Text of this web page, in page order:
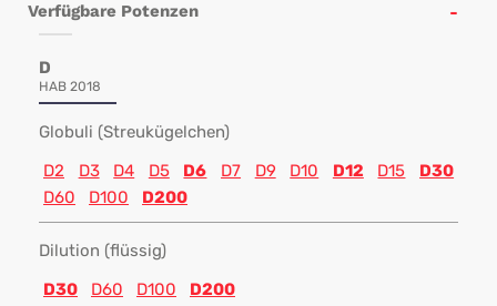
Verfügbare Potenzen
D
HAB 2018
Globuli (Streukügelchen)
D2
D3 D4 D5 D6 D7 D9 D10 D12 D15
D30
D60
D100 D200
Dilution (flüssig)
D30
D60 D100 D200